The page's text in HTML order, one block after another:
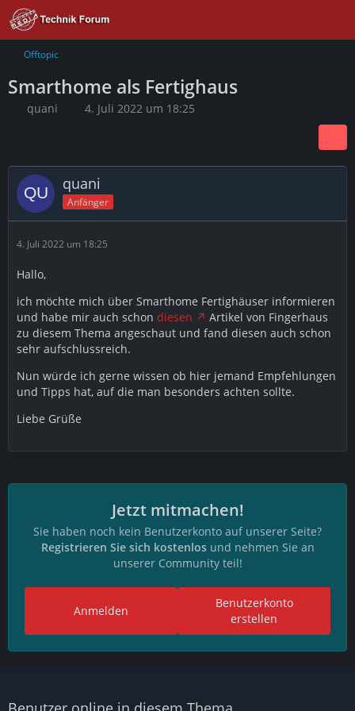
Offtopic
Smarthome als Fertighaus
quani 4. Juli 2022 um 18:25
quani
Anfänger
4. Juli 2022 um 18:25
Hallo,
ich möchte mich über Smarthome Fertighäuser informieren
und habe mir auch schon diesen
Artikel von Fingerhaus
zu diesem Thema angeschaut und fand diesen auch schon
sehr aufschlussreich.
Nun würde ich gerne wissen ob hier jemand Empfehlungen
und Tipps hat, auf die man besonders achten sollte.
Liebe Grüße
Jetzt mitmachen!
Sie haben noch kein Benutzerkonto auf unserer Seite?
Registrieren Sie sich kostenlosund nehmen Sie an
unserer Community teil!
Benutzerkonto
erstellen
Anmelden